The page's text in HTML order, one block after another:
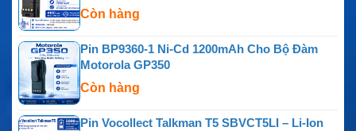
Còn hàng
Pin BP9360-1 Ni-Cd 1200mAh Cho Bộ Đàm
Motorola GP350
Còn hàng
Pin Vocollect Talkman T5 SBVCT5LI – Li-Ion